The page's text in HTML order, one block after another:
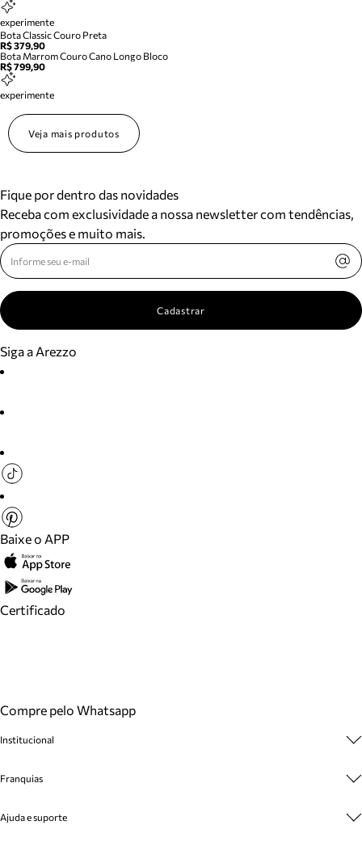
experimente
Bota Classic Couro Preta
R$ 379,90
Bota Marrom Couro Cano Longo Bloco
R$ 799,90
experimente
Veja mais produtos
Fique por dentro das novidades
Receba com exclusividade a nossa newsletter com tendências,
promoções e muito mais.
Cadastrar
Siga a Arezzo
Baixe o APP
Certificado
Compre pelo Whatsapp
Institucional
Cashback
Venda Corporativa
Franquias
Plano de Negócio
Ajuda e suporte